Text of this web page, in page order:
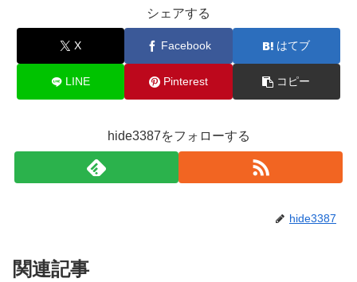
シェアする
X Facebook はてブ
LINE Pinterest コピー
hide3387をフォローする
hide3387
関連記事